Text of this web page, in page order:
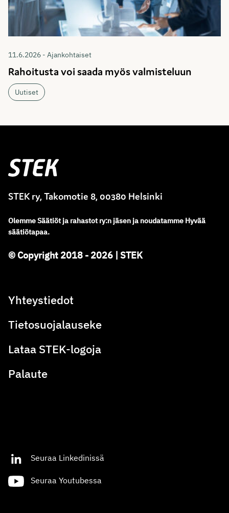
11.6.2026 - Ajankohtaiset
Rahoitusta voi saada myös valmisteluun
Uutiset
Stek
STEK ry, Takomotie 8, 00380 Helsinki
OlemmeSäätiöt ja rahastot ry:n jäsen ja noudatamme Hyvää
säätiötapaa.
© Copyright 2018 - 2026 | STEK
Yhteystiedot
Tietosuojalauseke
Lataa STEK-logoja
Palaute
Seuraa Linkedinissä
Seuraa Youtubessa